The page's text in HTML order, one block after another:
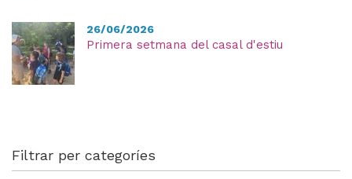
26/06/2026
Primera setmana del casal d'estiu
Filtrar per categoríes